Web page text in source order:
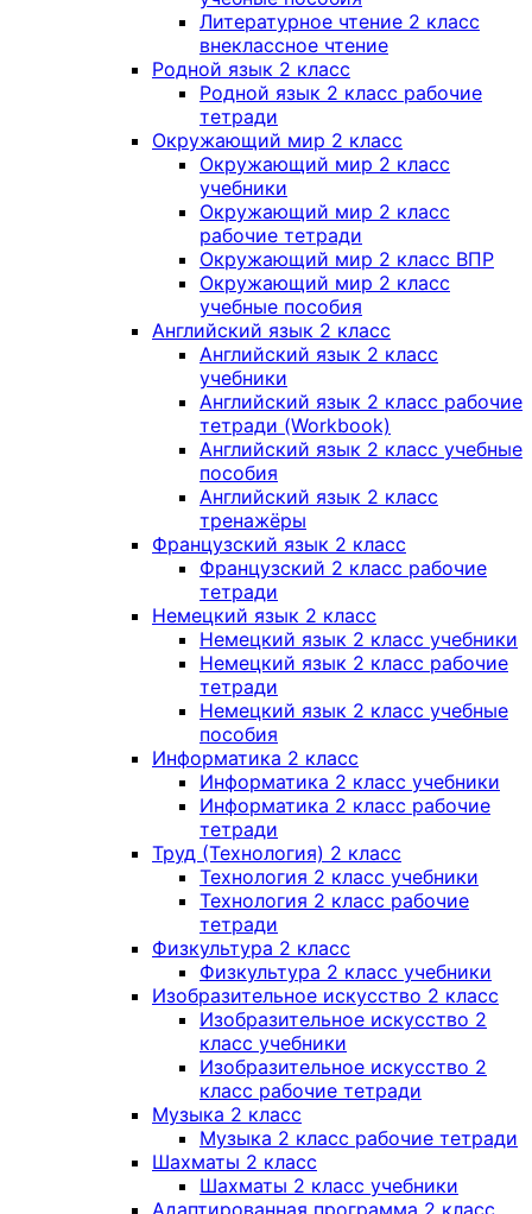
Литературное чтение 2 класс
внеклассное чтение
Родной язык 2 класс
Родной язык 2 класс рабочие
тетради
Окружающий мир 2 класс
Окружающий мир 2 класс
учебники
Окружающий мир 2 класс
рабочие тетради
Окружающий мир 2 класс ВПР
Окружающий мир 2 класс
учебные пособия
Английский язык 2 класс
Английский язык 2 класс
учебники
Английский язык 2 класс рабочие
тетради (Workbook)
Английский язык 2 класс учебные
пособия
Английский язык 2 класс
тренажёры
Французский язык 2 класс
Французский 2 класс рабочие
тетради
Немецкий язык 2 класс
Немецкий язык 2 класс учебники
Немецкий язык 2 класс рабочие
тетради
Немецкий язык 2 класс учебные
пособия
Информатика 2 класс
Информатика 2 класс учебники
Информатика 2 класс рабочие
тетради
Труд (Технология) 2 класс
Технология 2 класс учебники
Технология 2 класс рабочие
тетради
Физкультура 2 класс
Физкультура 2 класс учебники
Изобразительное искусство 2 класс
Изобразительное искусство 2
класс учебники
Изобразительное искусство 2
класс рабочие тетради
Музыка 2 класс
Музыка 2 класс рабочие тетради
Шахматы 2 класс
Шахматы 2 класс учебники
Адаптированная программа 2 класс